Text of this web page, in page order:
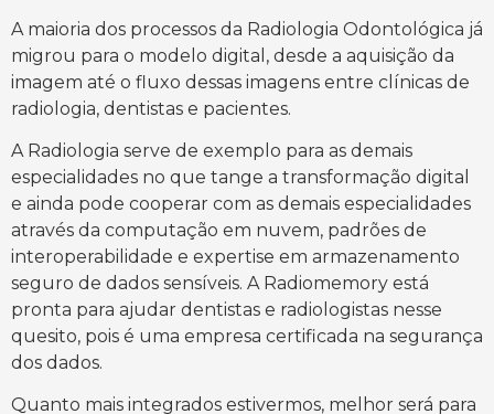
A maioria dos processos da Radiologia Odontológica já
migrou para o modelo digital, desde a aquisição da
imagem até o fluxo dessas imagens entre clínicas de
radiologia, dentistas e pacientes.
A Radiologia serve de exemplo para as demais
especialidades no que tange a transformação digital
e ainda pode cooperar com as demais especialidades
através da computação em nuvem, padrões de
interoperabilidade e expertise em armazenamento
seguro de dados sensíveis. A Radiomemory está
pronta para ajudar dentistas e radiologistas nesse
quesito, pois é uma empresa certificada na segurança
dos dados.
Quanto mais integrados estivermos, melhor será para